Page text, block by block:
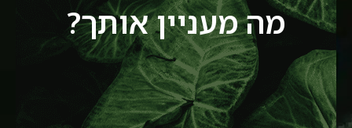
מה מעניין אותך?